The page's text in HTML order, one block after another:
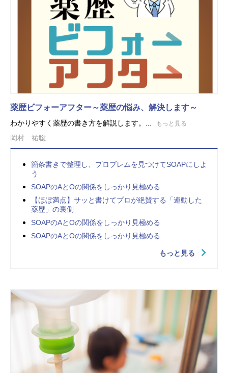
薬歴ビフォーアフター～薬歴の悩み、解決します～
わかりやすく薬歴の書き方を解説します。... もっと見る
岡村 祐聡
箇条書きで整理し、プロブレムを見つけてSOAPにしよ
う
SOAPのAとOの関係をしっかり見極める
【ほぼ満点】サッと書けてプロが絶賛する「連動した
薬歴」の裏側
SOAPのAとOの関係をしっかり見極める
SOAPのAとOの関係をしっかり見極める
もっと見る